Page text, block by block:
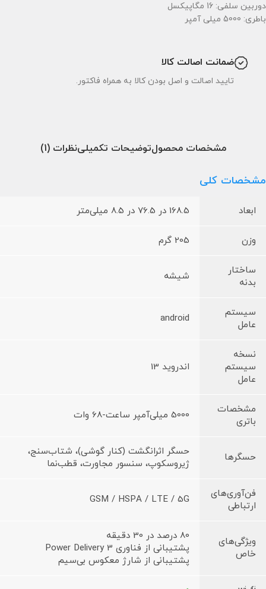
دوربین سلفی: 16 مگاپیکسل
باطری: 5000 میلی آمپر
ضمانت اصالت کالا
تایید اصالت و اصل بودن کالا به همراه فاکتور.
مشخصات محصولتوضیحات تکمیلینظرات (1)
مشخصات کلی
ابعاد 168.5 در 76.5 در 8.5 میلی‌متر
وزن 205 گرم
ساختار
بدنه
شیشه‌
سیستم
عامل
android
نسخه
سیستم
عامل
اندروید 13
مشخصات
باتری
5000 میلی‌آمپر ساعت-68 وات
حسگرها
حسگر اثرانگشت (کنار گوشی)، شتاب‌سنج،
ژیروسکوپ، سنسور مجاورت، قطب‌نما
فن‌آوری‌های
ارتباطی
GSM / HSPA / LTE / 5G
ویژگی‌های
خاص
80 درصد در 30 دقیقه
پشتیبانی از فناوری Power Delivery 3
پشتیبانی از شارژ معکوس بی‌سیم